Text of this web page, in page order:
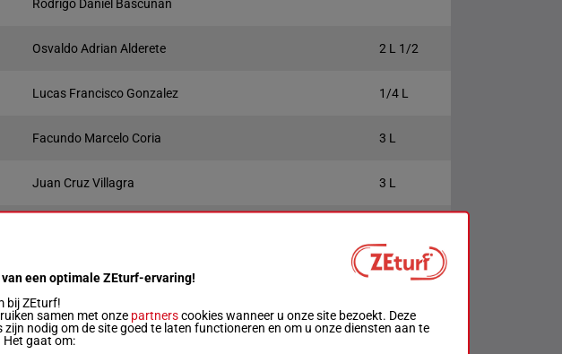
Rodrigo Daniel Bascunan
Osvaldo Adrian Alderete 2 L 1/2
Lucas Francisco Gonzalez 1/4 L
Facundo Marcelo Coria 3 L
Juan Cruz Villagra 3 L
Winnend Plaats2e
4e
57 kg 6p 5p 7p 6p (25) 1p 4p 4p 6p 3p 8p 1
een optimale ZEturf-ervaring!
bij ZEturf!
samen met onze partnerscookies wanneer u onze site bezoekt. Deze
zijn nodig om de site goed te laten functioneren en om u onze diensten aan te
Het gaat om: